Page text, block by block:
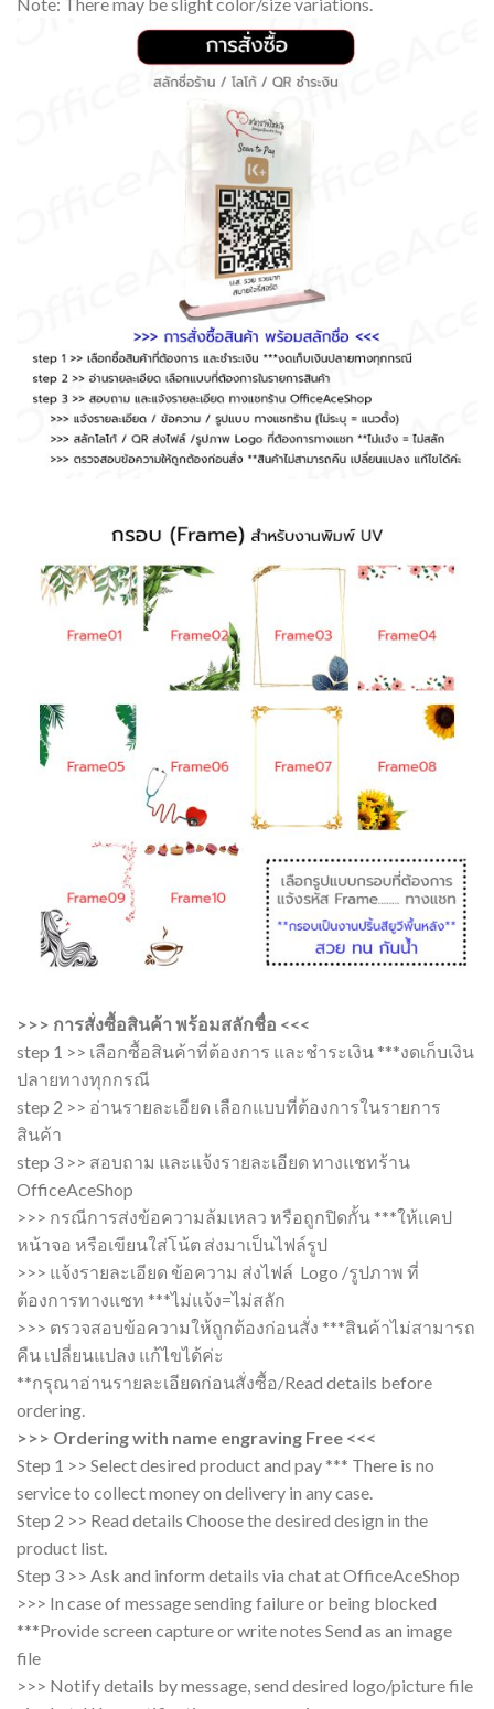
>>> การสั่งซื้อสินค้า พร้อมสลักชื่อ <<<
step 1 >> เลือกซื้อสินค้าที่ต้องการ และชำระเงิน ***งดเก็บเงิน
ปลายทางทุกกรณี
step 2 >> อ่านรายละเอียด เลือกแบบที่ต้องการในรายการ
สินค้า
step 3 >> สอบถาม และแจ้งรายละเอียด ทางแชทร้าน
OfficeAceShop
>>> กรณีการส่งข้อความล้มเหลว หรือถูกปิดกั้น ***ให้แคป
หน้าจอ หรือเขียนใส่โน้ต ส่งมาเป็นไฟล์รูป
>>> แจ้งรายละเอียด ข้อความ ส่งไฟล์ Logo /รูปภาพ ที่
ต้องการทางแชท ***ไม่แจ้ง=ไม่สลัก
>>> ตรวจสอบข้อความให้ถูกต้องก่อนสั่ง ***สินค้าไม่สามารถ
คืน เปลี่ยนแปลง แก้ไขได้ค่ะ
**กรุณาอ่านรายละเอียดก่อนสั่งซื้อ/Read details before
ordering.
>>> Ordering with name engraving Free <<<
Step 1 >> Select desired product and pay *** There is no
service to collect money on delivery in any case.
Step 2 >> Read details Choose the desired design in the
product list.
Step 3 >> Ask and inform details via chat at OfficeAceShop
>>> In case of message sending failure or being blocked
***Provide screen capture or write notes Send as an image
file
>>> Notify details by message, send desired logo/picture file